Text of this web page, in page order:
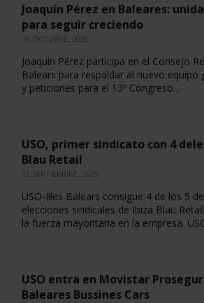
Joaquín Pérez en Baleares:
para seguir creciendo
16 OCTUBRE, 2025
Joaquín Pérez participa en el Consejo
Balears para respaldar al nuevo equipo
y peticiones para el 13º Congreso…
USO, primer sindicato con 4
Blau Retail
12 SEPTIEMBRE, 2025
USO-Illes Balears consigue 4 de los 5
elecciones sindicales de Ibiza Blau
la fuerza mayoritaria en la empresa.
USO entra en Movistar
Baleares Bussines Cars